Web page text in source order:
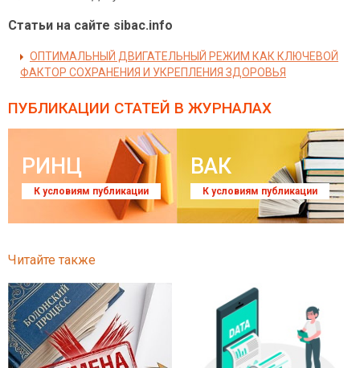
Статьи на сайте sibac.info
ОПТИМАЛЬНЫЙ ДВИГАТЕЛЬНЫЙ РЕЖИМ КАК КЛЮЧЕВОЙ
ФАКТОР СОХРАНЕНИЯ И УКРЕПЛЕНИЯ ЗДОРОВЬЯ
ПУБЛИКАЦИИ СТАТЕЙ В ЖУРНАЛАХ
РИНЦ
К условиям публикации
ВАК
К условиям публикации
Читайте также